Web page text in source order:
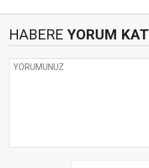
HABERE YORUM KAT